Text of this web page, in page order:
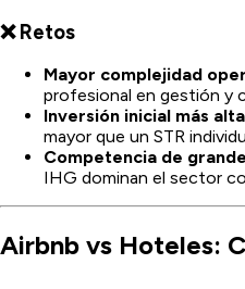
❌ Retos
Mayor complejidad
profesional en gestión y
Inversión inicial más alta
mayor que un STR
Competencia de
IHG dominan el sector
Airbnb vs Hoteles: